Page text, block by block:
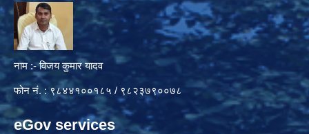
नाम :- विजय कुमार यादव
फोन नं. : ९८४४१००१८५ / ९८२३७९००७८
eGov services